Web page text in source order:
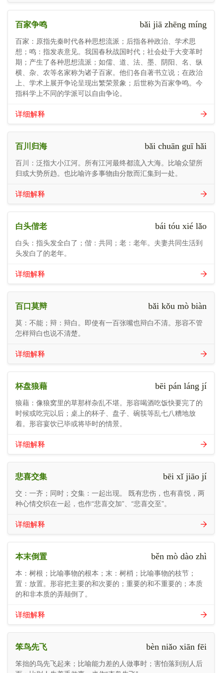
百家争鸣 bǎi jiā zhēng míng
百家：原指先秦时代各种思想流派；后指各种政治、学术思
想；鸣：指发表意见。我国春秋战国时代；社会处于大变革时
期；产生了各种思想流派；如儒、道、法、墨、阴阳、名、纵
横、杂、农等名家称为诸子百家。他们各自著书立说；在政治
上、学术上展开争论呈现出繁荣景象；后世称为百家争鸣。今
指科学上不同的学派可以自由争论。
详细解释
百川归海 bǎi chuān guī hǎi
百川：泛指大小江河。所有江河最终都流入大海。比喻众望所
归或大势所趋。也比喻许多事物由分散而汇集到一处。
详细解释
白头偕老 bái tóu xié lǎo
白头：指头发全白了；偕：共同；老：老年。夫妻共同生活到
头发白了的老年。
详细解释
百口莫辩 bǎi kǒu mò biàn
莫：不能；辩：辩白。即使有一百张嘴也辩白不清。形容不管
怎样辩白也说不清楚。
详细解释
杯盘狼藉 bēi pán láng jí
狼藉：像狼窝里的草那样杂乱不堪。形容喝酒吃饭快要完了的
时候或吃完以后；桌上的杯子、盘子、碗筷等乱七八糟地放
着。形容宴饮已毕或将毕时的情景。
详细解释
悲喜交集 bēi xǐ jiāo jí
交：一齐；同时；交集：一起出现。 既有悲伤，也有喜悦，两
种心情交织在一起，也作“悲喜交加”、“悲喜交至”。
详细解释
本末倒置 běn mò dào zhì
本：树根；比喻事物的根本；末：树梢；比喻事物的枝节；
置：放置。形容把主要的和次要的；重要的和不重要的；本质
的和非本质的弄颠倒了。
详细解释
笨鸟先飞 bèn niǎo xiān fēi
笨拙的鸟先飞起来；比喻能力差的人做事时；害怕落到别人后